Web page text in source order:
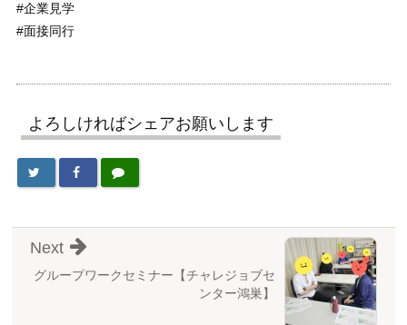
#企業見学
#面接同行
よろしければシェアお願いします
グループワークセミナー【チャレジョブセ
ンター鴻巣】
Next